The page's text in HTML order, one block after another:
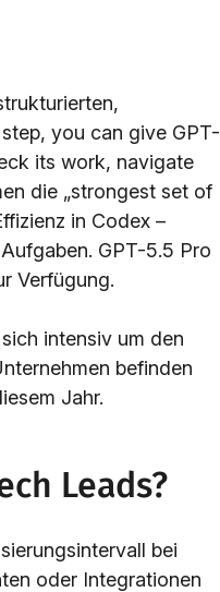
you can give GPT-
its work, navigate
die „strongest set of
in Codex –
GPT-5.5 Pro
Verfügung.
intensiv um den
befinden
Jahr.
Leads?
bei
oder Integrationen